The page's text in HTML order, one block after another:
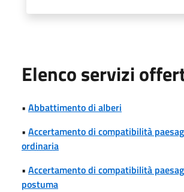
Elenco servizi
• Abbattimento di alberi
• Accertamento di compatibilità
ordinaria
• Accertamento di compatibilità
postuma